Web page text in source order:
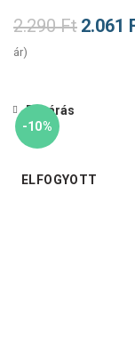
2.290Ft 2.061
ár)
-10%
ELFOGYOTT
Bezárás